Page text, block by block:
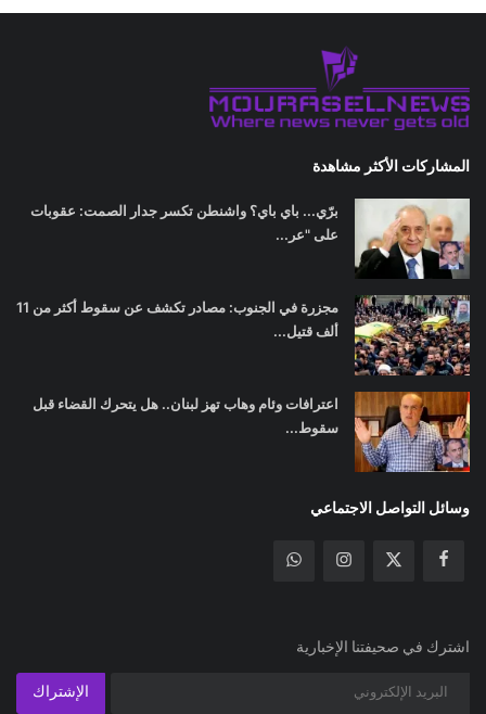
المشاركات الأكثر مشاهدة
برّي... باي باي؟ واشنطن تكسر جدار الصمت: عقوبات
على "عر...
مجزرة في الجنوب: مصادر تكشف عن سقوط أكثر من 11
ألف قتيل...
اعترافات وئام وهاب تهز لبنان.. هل يتحرك القضاء قبل
سقوط...
وسائل التواصل الاجتماعي
اشترك في صحيفتنا الإخبارية
الإشتراك